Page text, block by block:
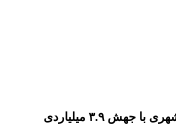
زامیاد لیست جدید قیمت پایه محصولات خود را منتشر کرد؛ نیسان وانت بیش از یک میلیارد و اتوبوس شهری با جهش ۳.۹ میلیاردی